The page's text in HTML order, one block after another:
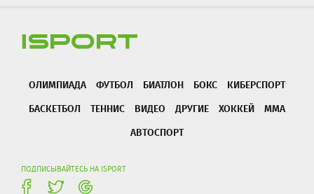
ОЛИМПИАДА ФУТБОЛ БИАТЛОН БОКС
КИБЕРСПОРТ
БАСКЕТБОЛ
ТЕННИС ВИДЕО ДРУГИЕ ХОККЕЙ
ММА
АВТОСПОРТ
ПОДПИСЫВАЙТЕСЬ НА ISPORT